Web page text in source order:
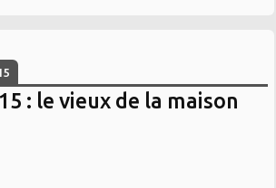
: le vieux de la maison